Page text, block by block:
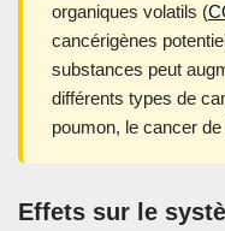
organiques volatils (
cancérigènes
substances peut
différents types de
poumon, le cancer
Effets sur le